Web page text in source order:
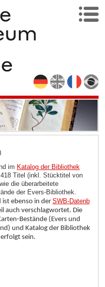
im Katalog der Bibliothek
Titel (inkl. Stücktitel von
die überarbeitete
der Evers-Bibliothek.
ist ebenso in der SWB-Datenb
auch verschlagwortet. Die
Bestände (Evers und
und Katalog der Bibliothek
sein.